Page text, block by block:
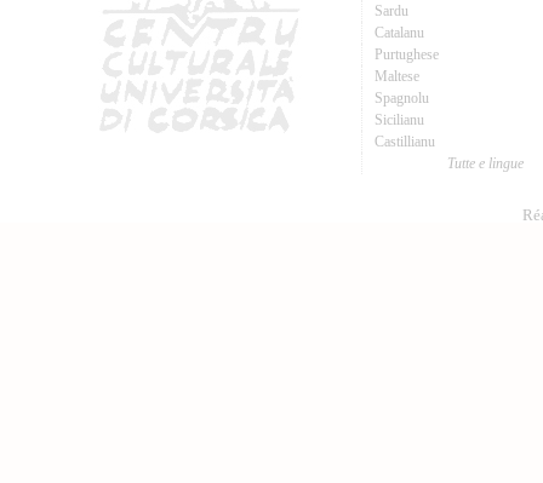
Sardu
Catalanu
Purtughese
Maltese
Spagnolu
Sicilianu
Castillianu
Tutte e lingue